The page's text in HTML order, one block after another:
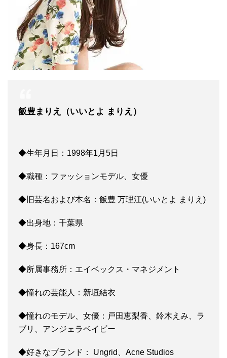
飯豊まりえ（いいとよ まりえ）
◆生年月日：1998年1月5日
◆職種：ファッションモデル、女優
◆旧芸名および本名：飯豊 万理江(いいとよ まりえ)
◆出身地：千葉県
◆身長：167cm
◆所属事務所：エイベックス・マネジメント
◆憧れの芸能人：新垣結衣
◆憧れのモデル、女優：戸田恵梨香、鈴木えみ、ラ
ブリ、アンジェラベイビー
◆好きなブランド： Ungrid、Acne Studios